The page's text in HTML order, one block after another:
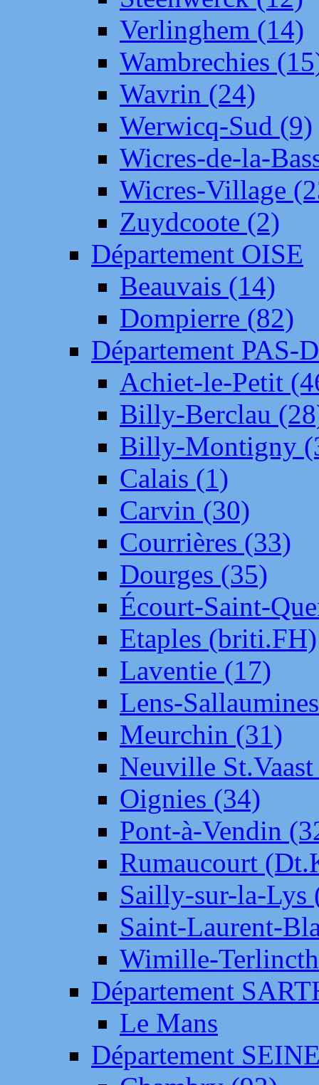
Verlinghem (14)
Wambrechies
Wavrin (24)
Werwicq-Sud (9)
Wicres-de-la-
Wicres-Village
Zuydcoote (2)
Département OISE
Beauvais (14)
Dompierre (82)
Département PAS-
Achiet-le-Petit
Billy-Berclau
Billy-Montigny
Calais (1)
Carvin (30)
Courrières (33)
Dourges (35)
Écourt-Saint-
Etaples (briti.FH)
Laventie (17)
Lens-
Meurchin (31)
Neuville
Oignies (34)
Pont-à-Vendin
Rumaucourt
Sailly-sur-la-Lys
Saint-Laurent-
Wimille-
Département
Le Mans
Département